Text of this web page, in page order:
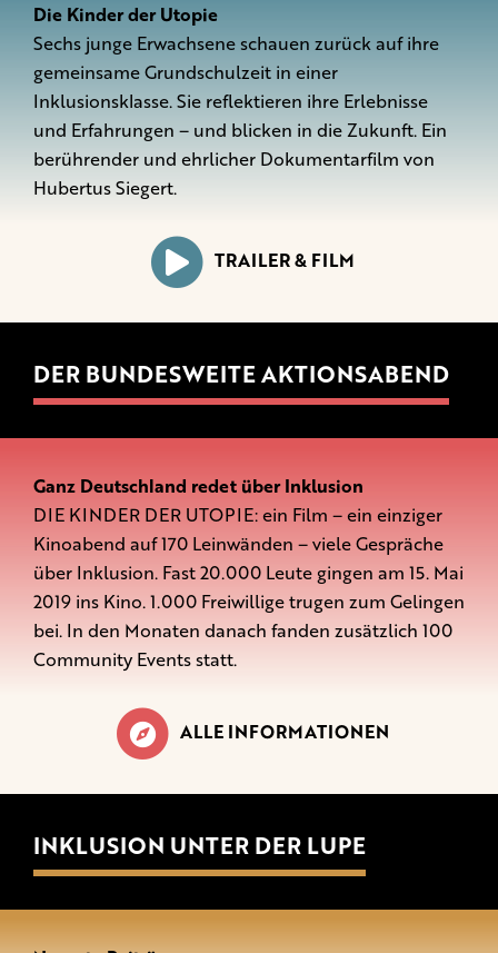
Die Kinder der Utopie
Sechs junge Erwachsene schauen zurück auf ihre
gemeinsame Grundschulzeit in einer
Inklusionsklasse. Sie reflektieren ihre Erlebnisse
und Erfahrungen – und blicken in die Zukunft. Ein
berührender und ehrlicher Dokumentarfilm von
Hubertus Siegert.
TRAILER & FILM
DER BUNDESWEITE AKTIONSABEND
Ganz Deutschland redet über Inklusion
DIE KINDER DER UTOPIE: ein Film – ein einziger
Kinoabend auf 170 Leinwänden – viele Gespräche
über Inklusion. Fast 20.000 Leute gingen am 15. Mai
2019 ins Kino. 1.000 Freiwillige trugen zum Gelingen
bei. In den Monaten danach fanden zusätzlich 100
Community Events statt.
ALLE INFORMATIONEN
INKLUSION UNTER DER LUPE